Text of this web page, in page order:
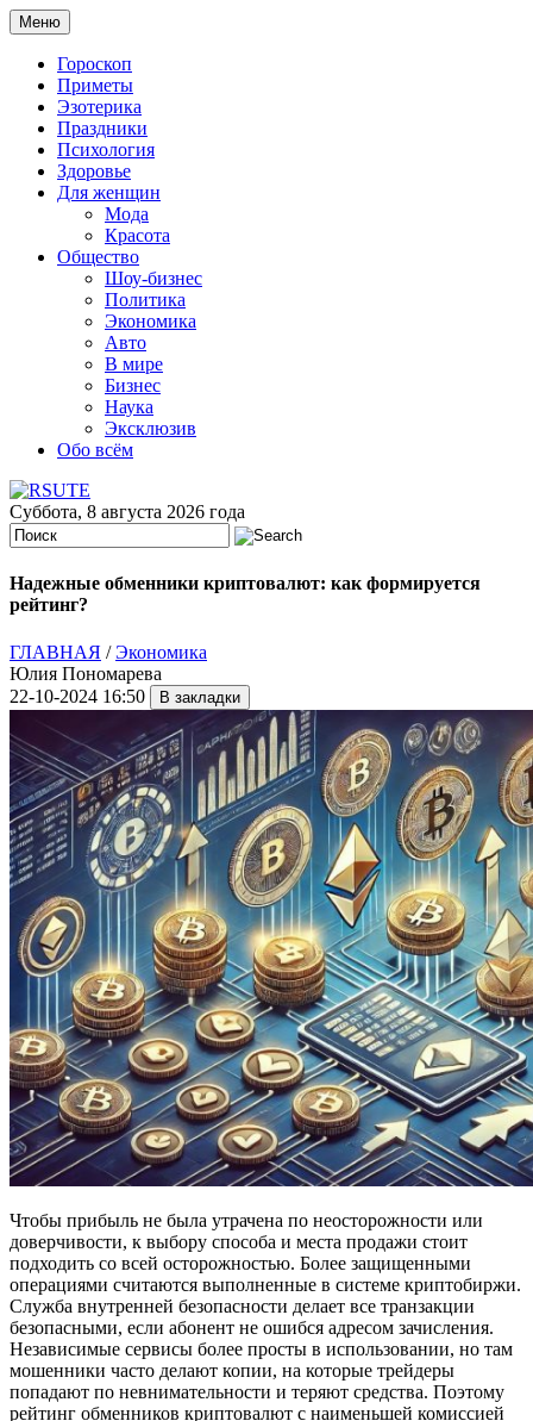
Меню
Гороскоп
Приметы
Эзотерика
Праздники
Психология
Здоровье
Для женщин
Мода
Красота
Общество
Шоу-бизнес
Политика
Экономика
Авто
В мире
Бизнес
Наука
Эксклюзив
Обо всём
Суббота, 8 августа 2026 года
Надежные обменники криптовалют: как формируется
рейтинг?
ГЛАВНАЯ /Экономика
Юлия Пономарева
22-10-2024 16:50
Чтобы прибыль не была утрачена по неосторожности или
доверчивости, к выбору способа и места продажи стоит
подходить со всей осторожностью. Более защищенными
операциями считаются выполненные в системе криптобиржи.
Служба внутренней безопасности делает все транзакции
безопасными, если абонент не ошибся адресом зачисления.
Независимые сервисы более просты в использовании, но там
мошенники часто делают копии, на которые трейдеры
попадают по невнимательности и теряют средства. Поэтому
рейтинг обменников криптовалют с наименьшей комиссией